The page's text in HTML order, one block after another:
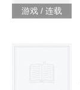
游戏 / 连载